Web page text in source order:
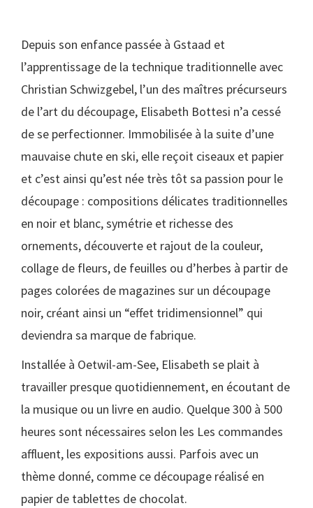
Depuis son enfance passée à Gstaad et
l’apprentissage de la technique traditionnelle avec
Christian Schwizgebel, l’un des maîtres précurseurs
de l’art du découpage, Elisabeth Bottesi n’a cessé
de se perfectionner. Immobilisée à la suite d’une
mauvaise chute en ski, elle reçoit ciseaux et papier
et c’est ainsi qu’est née très tôt sa passion pour le
découpage : compositions délicates traditionnelles
en noir et blanc, symétrie et richesse des
ornements, découverte et rajout de la couleur,
collage de fleurs, de feuilles ou d’herbes à partir de
pages colorées de magazines sur un découpage
noir, créant ainsi un “effet tridimensionnel” qui
deviendra sa marque de fabrique.
Installée à Oetwil-am-See, Elisabeth se plait à
travailler presque quotidiennement, en écoutant de
la musique ou un livre en audio. Quelque 300 à 500
heures sont nécessaires selon les Les commandes
affluent, les expositions aussi. Parfois avec un
thème donné, comme ce découpage réalisé en
papier de tablettes de chocolat.